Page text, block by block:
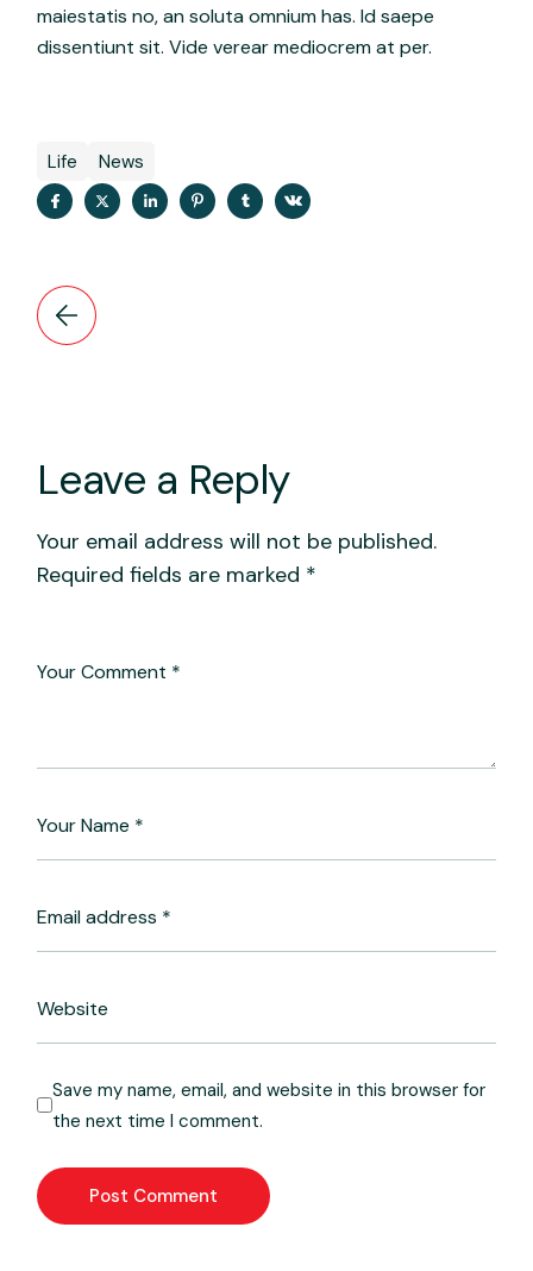
maiestatis no, an soluta omnium has. Id saepe
dissentiunt sit. Vide verear mediocrem at per.
Life News
Leave a Reply
Your email address will not be published.
Required fields are marked *
Save my name, email, and website in this browser for
the next time I comment.
Post Comment